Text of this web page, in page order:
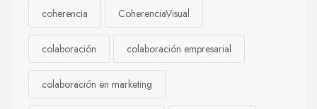
coherencia CoherenciaVisual
colaboración colaboración empresarial
colaboración en marketing